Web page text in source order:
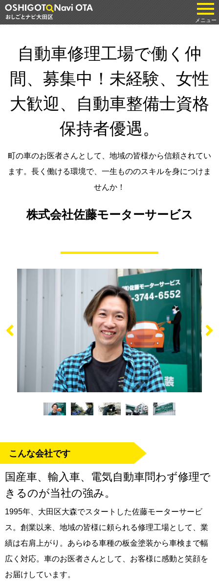
メニュー
自動車修理工場で働く仲
間、募集中！未経験、女性
大歓迎、自動車整備士資格
保持者優遇。
町の車のお医者さんとして、地域の皆様から信頼されてい
ます。長く働ける環境で、一生もののスキルを身につけま
せんか！
株式会社佐藤モーターサービス
こんな会社です
国産車、輸入車、電気自動車問わず修理で
きるのが当社の強み。
1995年、大田区大森でスタートした佐藤モーターサービ
ス。創業以来、地域の皆様に頼られる修理工場として、業
績は右肩上がり。あらゆる車種の板金塗装から車検まで幅
広く対応。車のお医者さんとして、お客様に感動と笑顔を
お届けしています。